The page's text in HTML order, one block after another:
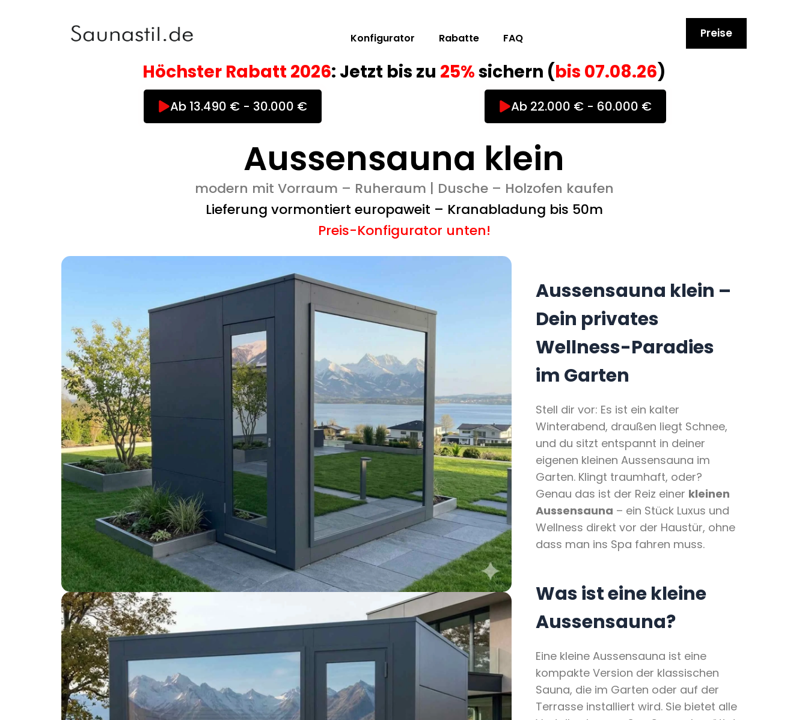
Konfigurator Rabatte FAQ Preise
Höchster Rabatt 2026: Jetzt bis zu 25%sichern (bis 07.08.26)
Ab 13.490 € - 30.000 € Ab 22.000 € - 60.000 €
Aussensauna klein
modern mit Vorraum – Ruheraum | Dusche – Holzofen kaufen
Lieferung vormontiert europaweit – Kranabladung bis 50m
Preis-Konfigurator unten!
Aussensauna klein –
Dein privates
Wellness-Paradies
im Garten
Stell dir vor: Es ist ein kalter
Winterabend, draußen liegt Schnee,
und du sitzt entspannt in deiner
eigenen kleinen Aussensauna im
Garten. Klingt traumhaft, oder?
Genau das ist der Reiz einer kleinen
Aussensauna – ein Stück Luxus und
Wellness direkt vor der Haustür, ohne
dass man ins Spa fahren muss.
Was ist eine kleine
Aussensauna?
Eine kleine Aussensauna ist eine
kompakte Version der klassischen
Sauna, die im Garten oder auf der
Terrasse installiert wird. Sie bietet alle